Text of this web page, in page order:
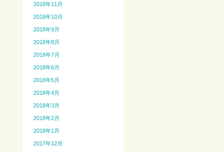
2018年11月
2018年10月
2018年9月
2018年8月
2018年7月
2018年6月
2018年5月
2018年4月
2018年3月
2018年2月
2018年1月
2017年12月